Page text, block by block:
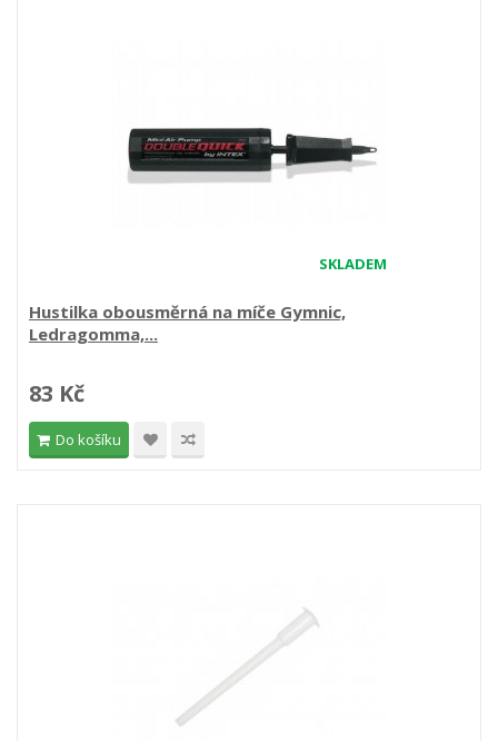
SKLADEM
Hustilka obousměrná na míče Gymnic,
Ledragomma,...
83 Kč
Do košíku